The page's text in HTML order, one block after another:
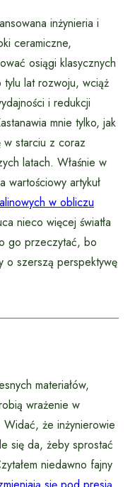
inżynieria i
ceramiczne,
osiągi klasycznych
tylu lat rozwoju, wciąż
i redukcji
mnie tylko, jak
w starciu z coraz
latach. Właśnie w
wartościowy artykuł
w obliczu
nieco więcej światła
go przeczytać, bo
o szerszą perspektywę
materiałów,
wrażenie w
Widać, że inżynierowie
się da, żeby sprostać
niedawno fajny